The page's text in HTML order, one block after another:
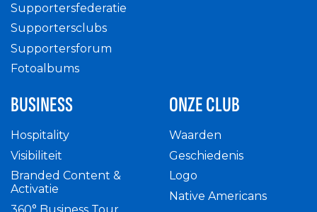
Supportersfederatie
Supportersclubs
Supportersforum
Fotoalbums
BUSINESS
Hospitality
Visibiliteit
Branded Content &
Activatie
ONZE CLUB
Waarden
Geschiedenis
Logo
Native Americans